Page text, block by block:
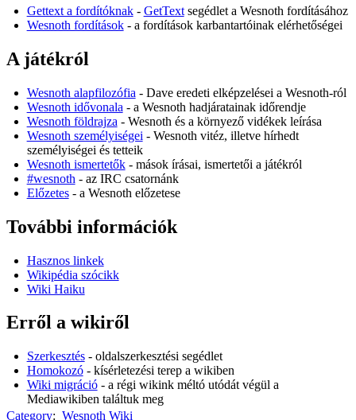
Gettext a fordítóknak- GetTextsegédlet a Wesnoth fordításához
Wesnoth fordítások- a fordítások karbantartóinak elérhetőségei
A játékról
Wesnoth alapfilozófia - Dave eredeti elképzelései a Wesnoth-ról
Wesnoth idővonala - a Wesnoth hadjáratainak időrendje
Wesnoth földrajza - Wesnoth és a környező vidékek leírása
Wesnoth személyiségei - Wesnoth vitéz, illetve hírhedt
személyiségei és tetteik
Wesnoth ismertetők- mások írásai, ismertetői a játékról
#wesnoth - az IRC csatornánk
Előzetes- a Wesnoth előzetese
További információk
Hasznos linkek
Wikipédia szócikk
Wiki Haiku
Erről a wikiről
Szerkesztés- oldalszerkesztési segédlet
Homokozó- kísérletezési terep a wikiben
Wiki migráció- a régi wikink méltó utódát végül a
Mediawikiben találtuk meg
Category: Wesnoth Wiki